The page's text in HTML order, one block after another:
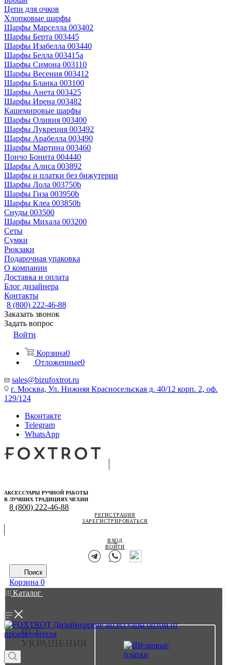
Цепи для очков
Хлопковые шарфы
Шарфы Марселла 003402
Шарфы Берта 003445
Шарфы Изабелла 003440
Шарфы Белла 003415a
Шарфы Симона 003110
Шарфы Весения 003412
Шарфы Бланка 003100
Шарфы Анета 003425
Шарфы Ирена 003482
Кашемировые шарфы
Шарфы Оливия 003400
Шарфы Лукреция 003492
Шарфы Арабелла 003490
Шарфы Мартина 003460
Пончо Бонита 004440
Шарфы Алиса 003892
Шарфы и платки без бижутерии
Шарфы Лола 003750b
Шарфы Гиза 003950b
Шарфы Клеа 003850b
Снуды 003500
Шарфы Михала 003200
Сеты
Сумки
Рюкзаки
Подарочная упаковка
О компании
Доставка и оплата
Блог дизайнера
Контакты
8 (800) 222-46-88
Заказать звонок
Задать вопрос
Войти
Корзина0
Отложенные0
sales@bizufoxtrot.ru
г. Москва, Ул. Нижняя Красносельская д. 40/12 корп. 2, оф.
129/124
Вконтакте
Telegram
WhatsApp
АКСЕССУАРЫ РУЧНОЙ РАБОТЫ
В ЛУЧШИХ ТРАДИЦИЯХ ЧЕХИИ
8 (800) 222-46-88
РЕГИСТРАЦИЯ
ЗАРЕГИСТРИРОВАТЬСЯ
ВХОД
ВОЙТИ
Поиск
Корзина 0
Каталог
ВСЕ
УКРАШЕНИЯ